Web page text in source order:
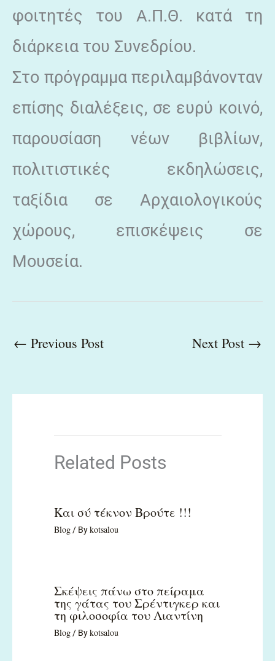
φοιτητές του Α.Π.Θ. κατά τη
διάρκεια του Συνεδρίου.
Στο πρόγραμμα περιλαμβάνονταν
επίσης διαλέξεις, σε ευρύ κοινό,
παρουσίαση νέων βιβλίων,
πολιτιστικές εκδηλώσεις,
ταξίδια σε Αρχαιολογικούς
χώρους, επισκέψεις σε
Μουσεία.
← Previous Post Next Post →
Related Posts
Και σύ τέκνον Βρούτε !!!
Blog/ Bykotsalou
Σκέψεις πάνω στο πείραμα
της γάτας του Σρέντιγκερ και
τη φιλοσοφία του Λιαντίνη
Blog/ Bykotsalou